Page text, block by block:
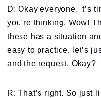
D: Okay everyone. It’s
you’re thinking. Wow!
these has a situation
easy to practice, let’s
and the request. Okay?
R: That’s right. So just